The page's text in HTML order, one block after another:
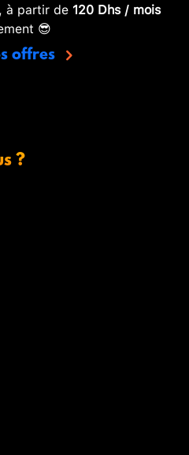
à partir de 120 Dhs / mois
😎
offres
?